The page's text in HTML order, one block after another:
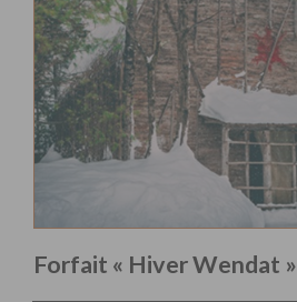
Forfait « Hiver Wendat »